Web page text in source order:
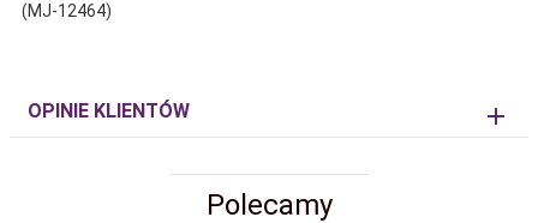
(MJ-12464)
OPINIE KLIENTÓW
Polecamy